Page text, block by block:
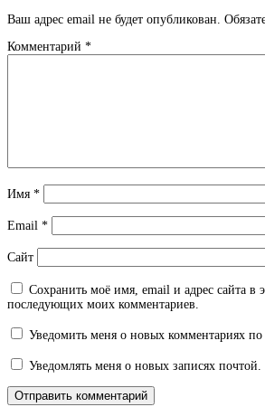
Ваш адрес email не будет опубликован.
Комментарий *
Имя *
Email *
Сайт
Сохранить моё имя, email и адрес сайта в
последующих моих комментариев.
Уведомить меня о новых комментариях по
Уведомлять меня о новых записях почтой.